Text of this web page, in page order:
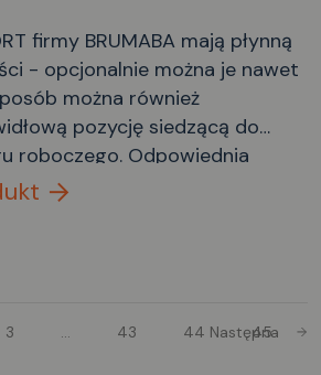
firmy BRUMABA mają płynną
- opcjonalnie można je nawet
można również
pozycję siedzącą do
roboczego. Odpowiednia
odbywa się za pomocą
ręcznego
Opcjonalnie można dodać
3 … 43 44 45
Następna